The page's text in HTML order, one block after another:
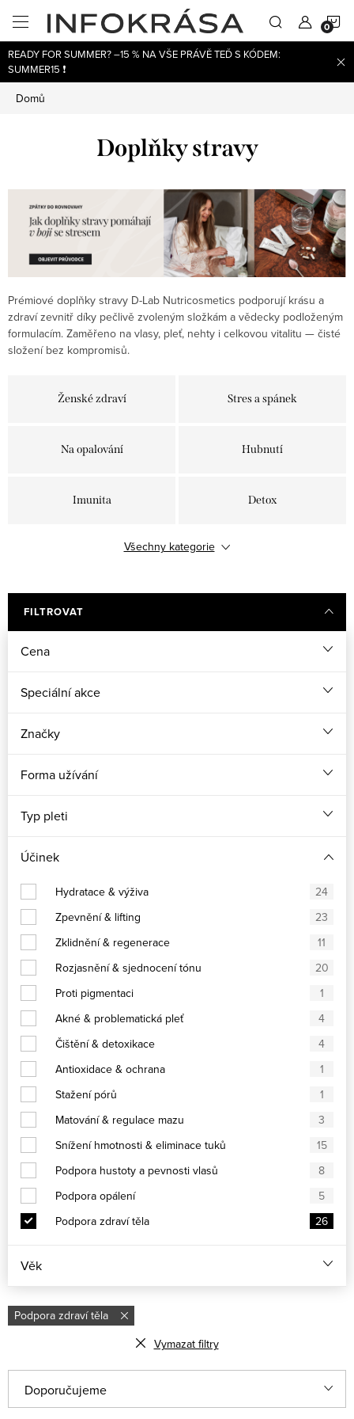
obsah
READY FOR SUMMER? –15 % NA VŠE PRÁVĚ TEĎ S KÓDEM:
SUMMER15 ❗
Domů
Doplňky stravy
Prémiové doplňky stravy D-Lab Nutricosmetics podporují krásu a
zdraví zevnitř díky pečlivě zvoleným složkám a vědecky podloženým
formulacím. Zaměřeno na vlasy, pleť, nehty i celkovou vitalitu — čisté
složení bez kompromisů.
Ženské zdraví Stres a spánek
Na opalování Hubnutí
Imunita Detox
Plet', vlasy a nehty
Všechny kategorie
FILTROVAT
Cena
Speciální akce
Značky
Forma užívání
Typ pleti
Účinek
Hydratace & výživa
24
Zpevnění & lifting
23
Zklidnění & regenerace
11
Rozjasnění & sjednocení tónu
20
Proti pigmentaci
1
Akné & problematická pleť
4
Čištění & detoxikace
4
Antioxidace & ochrana
1
Stažení pórů
1
Matování & regulace mazu
3
Snížení hmotnosti & eliminace tuků
15
Podpora hustoty a pevnosti vlasů
8
Podpora opálení
5
Podpora zdraví těla
26
Věk
Podpora zdraví těla
Vymazat filtry
ý
a
Doporučujeme